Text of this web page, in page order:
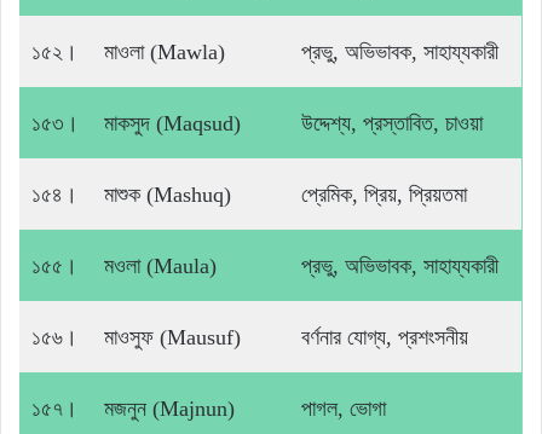
১৫২। মাওলা (Mawla) প্রভু, অভিভাবক, সাহায্যকারী
১৫৩। মাকসুদ (Maqsud) উদ্দেশ্য, প্রস্তাবিত, চাওয়া
১৫৪। মাশুক (Mashuq) প্রেমিক, প্রিয়, প্রিয়তমা
১৫৫। মওলা (Maula) প্রভু, অভিভাবক, সাহায্যকারী
১৫৬। মাওসুফ (Mausuf) বর্ণনার যোগ্য, প্রশংসনীয়
১৫৭। মজনুন (Majnun) পাগল, ভোগা